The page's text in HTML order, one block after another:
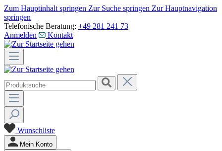
Zum Hauptinhalt springen Zur Suche springen Zur Hauptnavigation
springen
Telefonische Beratung: +49 281 241 73
Anmelden
Kontakt
Wunschliste
Mein Konto